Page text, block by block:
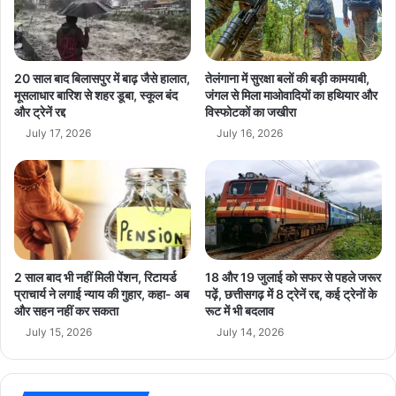
latest news pressure cooker IED
today news
री
दे
ने
की
उ
ठी
न
का
है
प
र्व
:
मं
त्री
डॉ
या
द
व
20 साल बाद बिलासपुर में बाढ़ जैसे हालात,
मूसलाधार बारिश से शहर डूबा, स्कूल बंद
और ट्रेनें रद्द
July 17, 2026
तेलंगाना में सुरक्षा बलों की बड़ी कामयाबी,
जंगल से मिला माओवादियों का हथियार और
विस्फोटकों का जखीरा
July 16, 2026
2 साल बाद भी नहीं मिली पेंशन, रिटायर्ड
प्राचार्य ने लगाई न्याय की गुहार, कहा- अब
और सहन नहीं कर सकता
July 15, 2026
18 और 19 जुलाई को सफर से पहले जरूर
पढ़ें, छत्तीसगढ़ में 8 ट्रेनें रद्द, कई ट्रेनों के
रूट में भी बदलाव
July 14, 2026